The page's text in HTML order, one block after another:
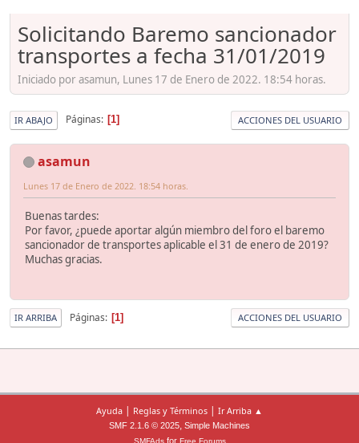
Solicitando Baremo sancionador
transportes a fecha 31/01/2019
Iniciado por asamun, Lunes 17 de Enero de 2022. 18:54 horas.
IR ABAJO Páginas 1 ACCIONES DEL USUARIO
asamun
Lunes 17 de Enero de 2022. 18:54 horas.
Buenas tardes:
Por favor, ¿puede aportar algún miembro del foro el baremo
sancionador de transportes aplicable el 31 de enero de 2019?
Muchas gracias.
IR ARRIBA Páginas 1 ACCIONES DEL USUARIO
Ayuda | Reglas y Términos | Ir Arriba ▲
SMF 2.1.6 © 2025, Simple Machines
SMFAdsfor Free Forums